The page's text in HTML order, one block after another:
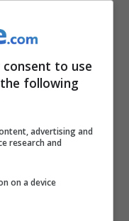
2025 - 09:00
to use
following
advertising and
research and
on a device